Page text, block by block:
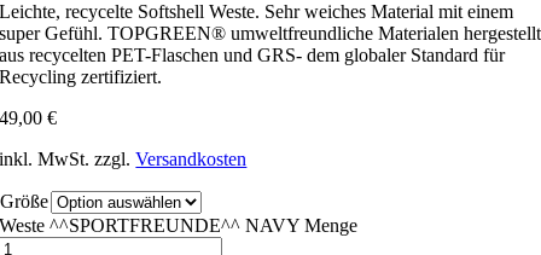
Leichte, recycelte Softshell Weste. Sehr weiches Material mit einem
super Gefühl. TOPGREEN® umweltfreundliche Materialen hergestellt
aus recycelten PET-Flaschen und GRS- dem globaler Standard für
Recycling zertifiziert.
49,00€
inkl. MwSt. zzgl.Versandkosten
Größe
Weste ^^SPORTFREUNDE^^ NAVY Menge